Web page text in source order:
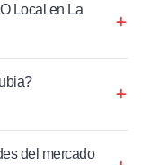
Local en La
del mercado